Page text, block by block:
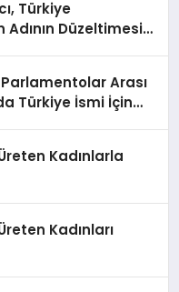
Türkiye
Düzeltimesini
Parlamentolar Arası
Türkiye İsmi İçin
Kadınlarla
Kadınları